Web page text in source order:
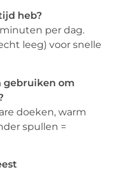
heb?
per dag.
leeg) voor snelle
gebruiken om
doeken, warm
spullen =